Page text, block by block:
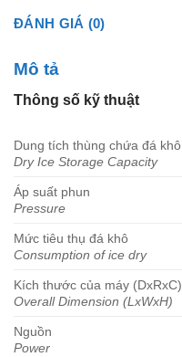
ĐÁNH GIÁ (0)
Mô tả
Thông số kỹ thuật
Dung tích thùng chứa đá khô
Dry Ice Storage Capacity
Áp suất phun
Pressure
Mức tiêu thụ đá khô
Consumption of ice dry
Kích thước của máy (DxRxC)
Overall Dimension (LxWxH)
Nguồn
Power